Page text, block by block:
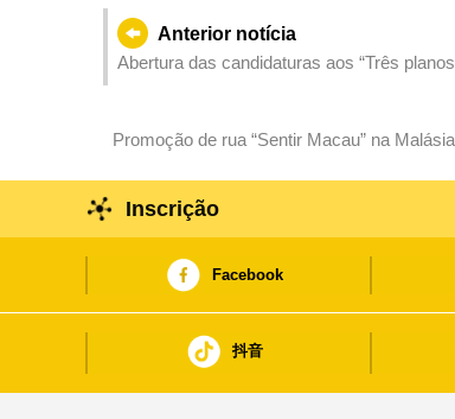
Anterior notícia
Promoção de rua “Sentir Macau” na
Inscrição
Facebook
抖音